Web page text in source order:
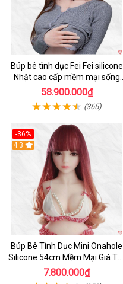
Búp bê tình dục Fei Fei silicone
Nhật cao cấp mềm mại sống
động
58.900.000₫
(365)
-36%
4.3
Búp Bê Tình Dục Mini Onahole
Silicone 54cm Mềm Mại Giá Tốt
Đáng Mua
7.800.000₫